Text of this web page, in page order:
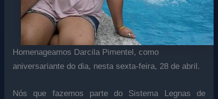
Homenageamos Darcila Pimentel, como
aniversariante do dia, nesta sexta-feira, 28 de abril.
Nós que fazemos parte do Sistema Legnas de